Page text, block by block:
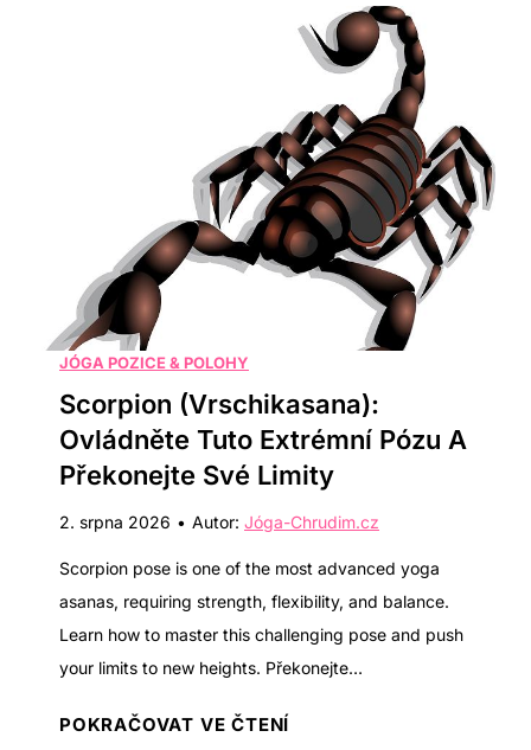
JÓGA POZICE & POLOHY
Scorpion (Vrschikasana):
Ovládněte Tuto Extrémní Pózu A
Překonejte Své Limity
2. srpna 2026 • Autor: Jóga-Chrudim.cz
Scorpion pose is one of the most advanced yoga
asanas, requiring strength, flexibility, and balance.
Learn how to master this challenging pose and push
your limits to new heights. Překonejte…
POKRAČOVAT VE ČTENÍ